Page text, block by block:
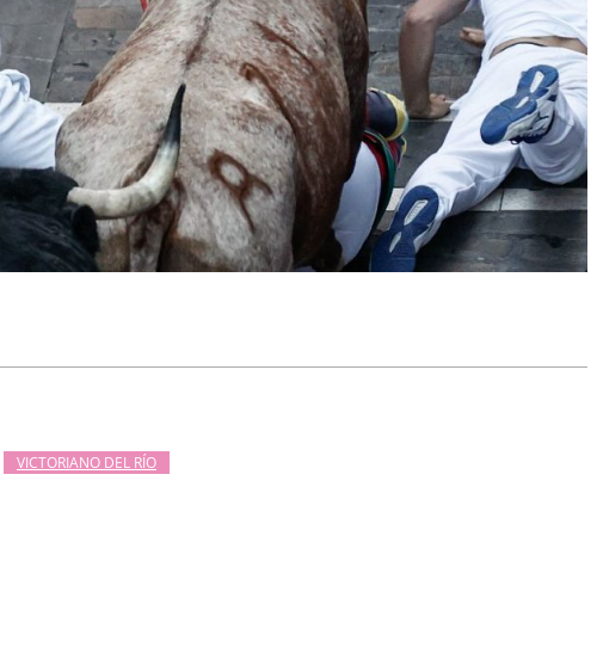
VICTORIANO DEL RÍO